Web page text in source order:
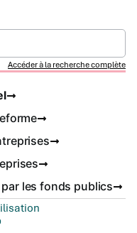
Accéder à la recherche complète
les fonds publics